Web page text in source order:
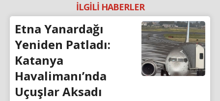
İLGİLİ HABERLER
Etna Yanardağı
Yeniden Patladı:
Katanya
Havalimanı’nda
Uçuşlar Aksadı